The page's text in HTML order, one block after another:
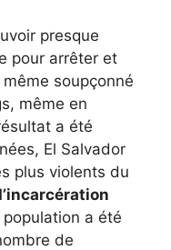
presque
pour arrêter et
soupçonné
même en
a été
El Salvador
plus violents du
population a été
de